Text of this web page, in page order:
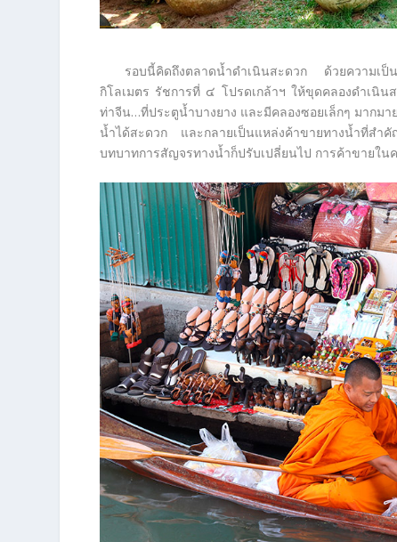
รอบนี้คิดถึงตลาดน้ำดำเนินสะดวก ด้วยความเ
กิโลเมตร รัชการที่ ๔ โปรดเกล้าฯ ให้ขุดคลองดำเนิ
ท่าจีน…ที่ประตูน้ำบางยาง และมีคลองซอยเล็กๆ มากม
น้ำได้สะดวก และกลายเป็นแหล่งค้าขายทางน้ำที่ส
บทบาทการสัญจรทางน้ำก็ปรับเปลี่ยนไป การค้าขายใ